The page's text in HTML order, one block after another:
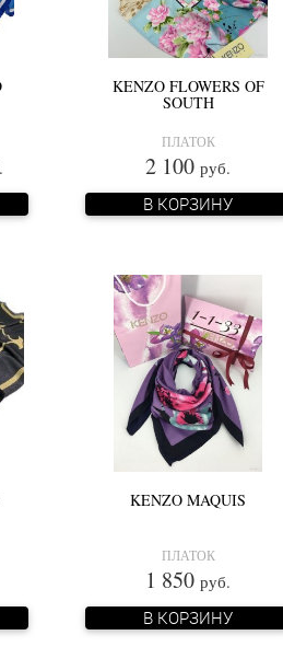
KENZO FLOWERS OF
SOUTH
ПЛАТОК
2 100 руб.
В КОРЗИНУ
KENZO MAQUIS
ПЛАТОК
1 850 руб.
В КОРЗИНУ